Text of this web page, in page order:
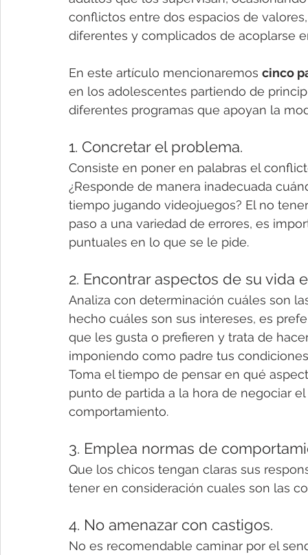
conflictos entre dos espacios de
diferentes y complicados de acoplarse
En este artículo mencionaremos cinco
en los adolescentes partiendo de
diferentes programas que apoyan la
1. Concretar el problema.
Consiste en poner en palabras el
¿Responde de manera inadecuada
tiempo jugando videojuegos? El no
paso a una variedad de errores, es
puntuales en lo que se le pide.
2. Encontrar aspectos de su vida
Analiza con determinación cuáles son
hecho cuáles son sus intereses, es
que les gusta o prefieren y trata de
imponiendo como padre tus
Toma el tiempo de pensar en qué
punto de partida a la hora de negociar
comportamiento.
3. Emplea normas de
Que los chicos tengan claras sus
tener en consideración cuales son las
4. No amenazar con castigos.
No es recomendable caminar por el